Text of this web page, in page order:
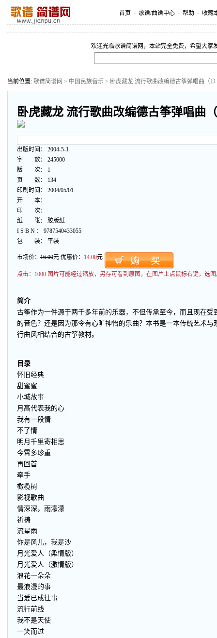
首页 - 歌谱/曲谱中心 - 帮助 - 收藏
欢迎光临歌谱简谱网，本站完全免费，希望大家
当前位置: 歌谱简谱网 > 中国民族音乐 > 卧虎藏龙 流行歌曲改编德古筝弹唱曲（1
卧虎藏龙 流行歌曲改编德古筝弹唱曲
出版时间： 2004-5-1
字 数： 245000
版 次： 1
页 数： 134
印刷时间： 2004/05/01
开 本：
印 次：
纸 张： 胶版纸
I S B N ： 9787540433055
包 装： 平装
市场价： 16.00元 优惠价： 14.00元
点击： 1000 图片可能经过缩放，另存可看到原图，在图片上点鼠标右键，选
简介
古筝作为一件源于两千多年前的乐器，不但传承至今，而且现在
的音色？还是因为那令有心旷神怡的乐曲？本书是一本传统艺术
行曲风相结合的古筝教材。
目录
怀旧经典
甜蜜蜜
小城故事
月高代表我的心
我有一段情
不了情
明月千里寄相思
今霄多珍重
再回首
牵手
橄榄树
影视歌曲
情深深，雨濛濛
祈祷
流星雨
你是风儿，我是沙
月光爱人（柔情版）
月光爱人（激情版）
浪花一朵朵
最浪漫的事
当爱已成往事
流行前线
我不是天使
一笑而过